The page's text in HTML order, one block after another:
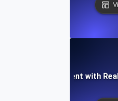
API Development with